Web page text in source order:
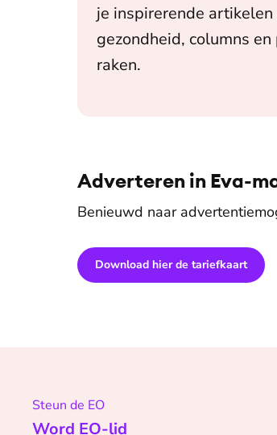
je inspirerende
gezondheid, columns
raken.
Adverteren in Eva-
Benieuwd naar
Download hier de tariefkaart
Steun de EO
Word EO-lid